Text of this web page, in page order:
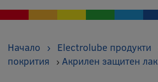
Начало › Electrolube продукти
покрития
› Акрилен защитен лак